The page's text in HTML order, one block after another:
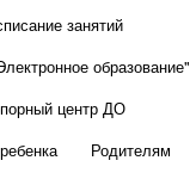
занятий
образование"
центр ДО
Родителям